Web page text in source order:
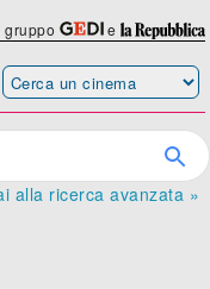
gruppo e
alla ricerca avanzata »